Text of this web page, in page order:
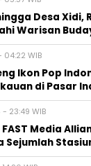
Desa Xidi,
Warisan
WIB
Ikon Pop
di Pasar
23:49 WIB
Media
Sejumlah